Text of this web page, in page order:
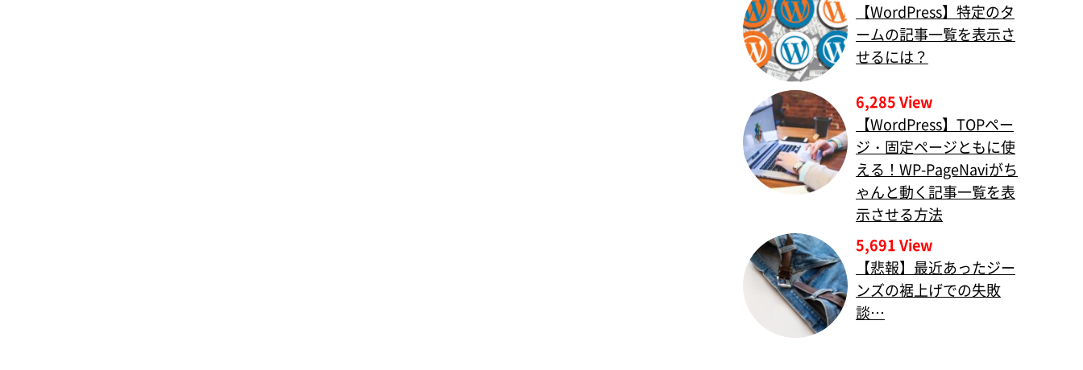
【WordPress】特定のタ
ームの記事一覧を表示さ
せるには？
6,285 View
【WordPress】TOPペー
ジ・固定ページともに使
える！WP-PageNaviがち
ゃんと動く記事一覧を表
示させる方法
5,691 View
【悲報】最近あったジー
ンズの裾上げでの失敗
談…